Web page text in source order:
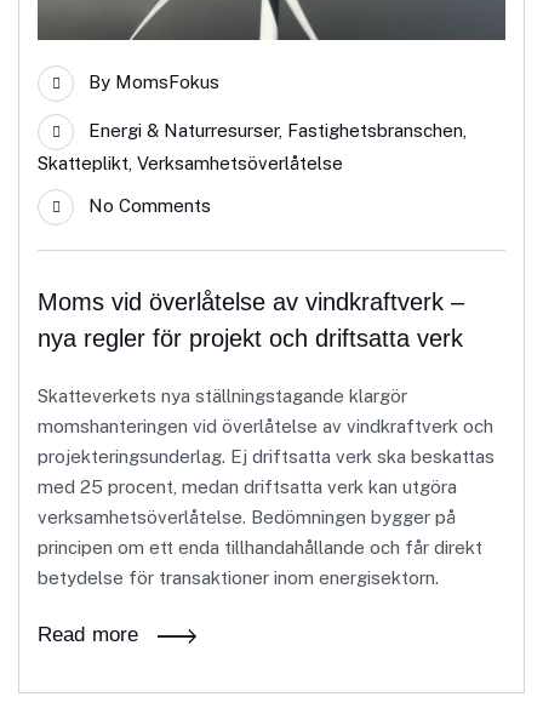
By MomsFokus
Energi & Naturresurser, Fastighetsbranschen,
Skatteplikt, Verksamhetsöverlåtelse
No Comments
Moms vid överlåtelse av vindkraftverk –
nya regler för projekt och driftsatta verk
Skatteverkets nya ställningstagande klargör
momshanteringen vid överlåtelse av vindkraftverk och
projekteringsunderlag. Ej driftsatta verk ska beskattas
med 25 procent, medan driftsatta verk kan utgöra
verksamhetsöverlåtelse. Bedömningen bygger på
principen om ett enda tillhandahållande och får direkt
betydelse för transaktioner inom energisektorn.
Read more